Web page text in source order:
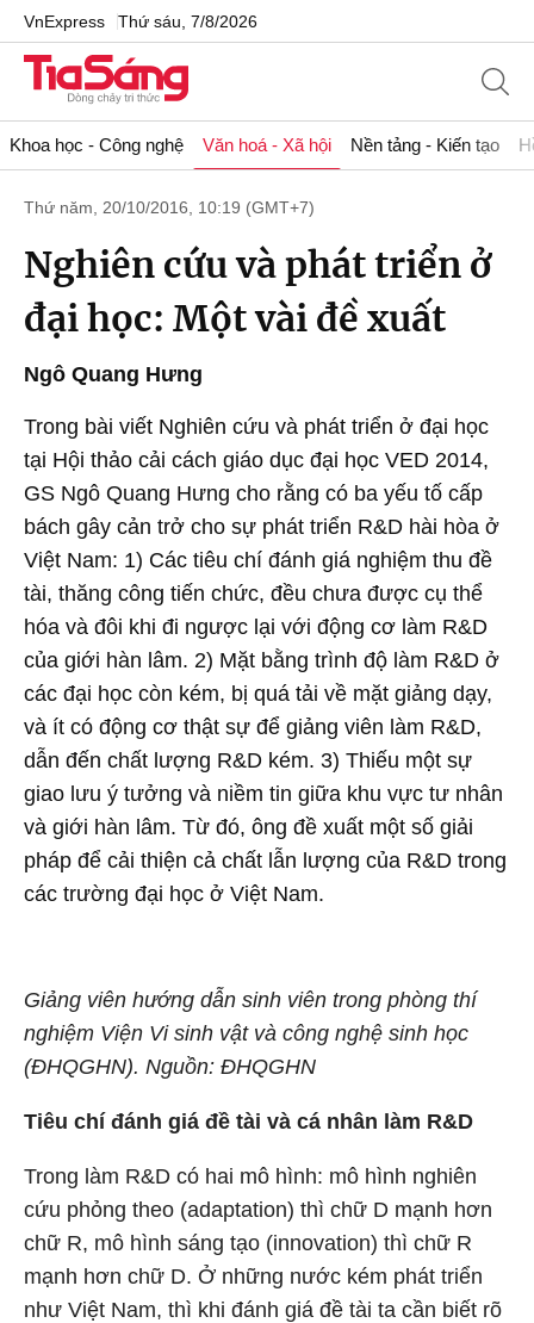
VnExpress Thứ sáu, 7/8/2026
Khoa học - Công nghệ Văn hoá - Xã hội Nền tảng - Kiến tạo
Thứ năm, 20/10/2016, 10:19 (GMT+7)
Nghiên cứu và phát triển ở
đại học: Một vài đề xuất
Ngô Quang Hưng
Trong bài viết Nghiên cứu và phát triển ở đại học
tại Hội thảo cải cách giáo dục đại học VED 2014,
GS Ngô Quang Hưng cho rằng có ba yếu tố cấp
bách gây cản trở cho sự phát triển R&D hài hòa ở
Việt Nam: 1) Các tiêu chí đánh giá nghiệm thu đề
tài, thăng công tiến chức, đều chưa được cụ thể
hóa và đôi khi đi ngược lại với động cơ làm R&D
của giới hàn lâm. 2) Mặt bằng trình độ làm R&D ở
các đại học còn kém, bị quá tải về mặt giảng dạy,
và ít có động cơ thật sự để giảng viên làm R&D,
dẫn đến chất lượng R&D kém. 3) Thiếu một sự
giao lưu ý tưởng và niềm tin giữa khu vực tư nhân
và giới hàn lâm. Từ đó, ông đề xuất một số giải
pháp để cải thiện cả chất lẫn lượng của R&D trong
các trường đại học ở Việt Nam.
Giảng viên hướng dẫn sinh viên trong phòng thí
nghiệm Viện Vi sinh vật và công nghệ sinh học
(ĐHQGHN). Nguồn: ĐHQGHN
Tiêu chí đánh giá đề tài và cá nhân làm R&D
Trong làm R&D có hai mô hình: mô hình nghiên
cứu phỏng theo (adaptation) thì chữ D mạnh hơn
chữ R, mô hình sáng tạo (innovation) thì chữ R
mạnh hơn chữ D. Ở những nước kém phát triển
như Việt Nam, thì khi đánh giá đề tài ta cần biết rõ